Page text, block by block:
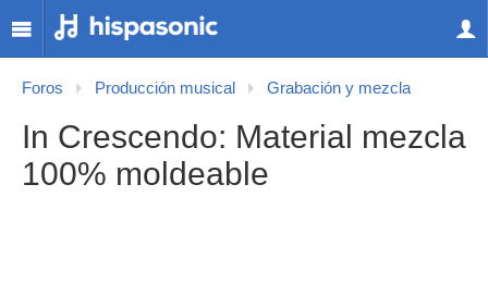
Foros Producción musical Grabación y mezcla
In Crescendo: Material mezcla
100% moldeable